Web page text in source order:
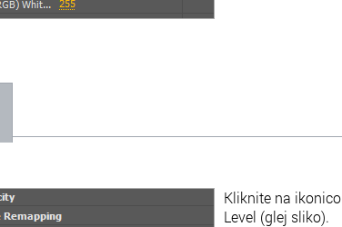
Kliknite na ikonico
Level (glej sliko).